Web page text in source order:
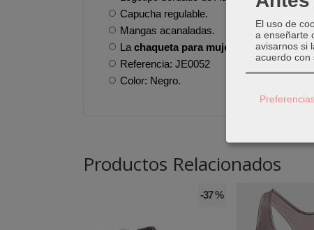
Capucha regulable.
Mangas acanaladas.
Lachaqueta para mujer de Adidas
Referencia: JE0052
Color: Negro.
Productos Relacionados
-37 %
El uso de
a enseñarte
avisarnos si
acuerdo con